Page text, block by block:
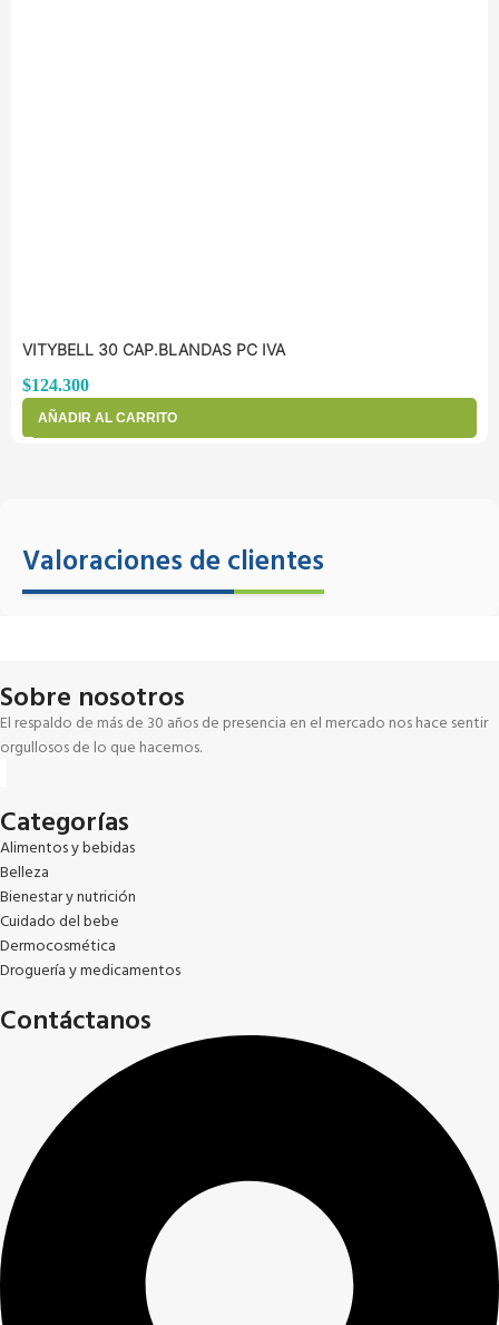
VITYBELL 30 CAP.BLANDAS PC IVA
$124.300
AÑADIR AL CARRITO
Valoraciones de clientes
Sobre nosotros
El respaldo de más de 30 años de presencia en el mercado nos hace sentir
orgullosos de lo que hacemos.
Categorías
Alimentos y bebidas
Belleza
Bienestar y nutrición
Cuidado del bebe
Dermocosmética
Droguería y medicamentos
Contáctanos